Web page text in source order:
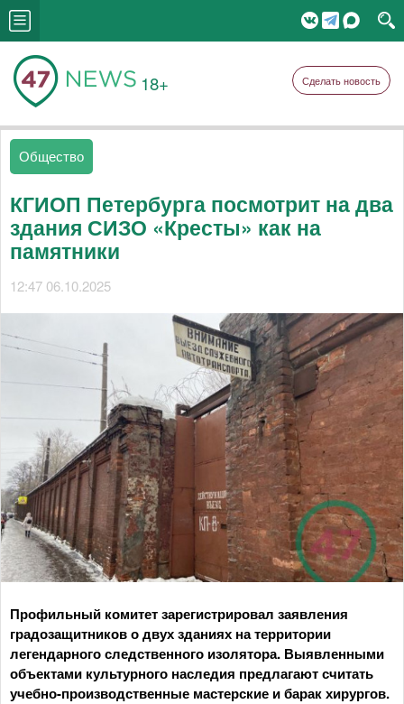
18+ Сделать новость
Общество
КГИОП Петербурга посмотрит на два
здания СИЗО «Кресты» как на
памятники
12:47 06.10.2025
Профильный комитет зарегистрировал заявления
градозащитников о двух зданиях на территории
легендарного следственного изолятора. Выявленными
объектами культурного наследия предлагают считать
учебно-производственные мастерские и барак хирургов.